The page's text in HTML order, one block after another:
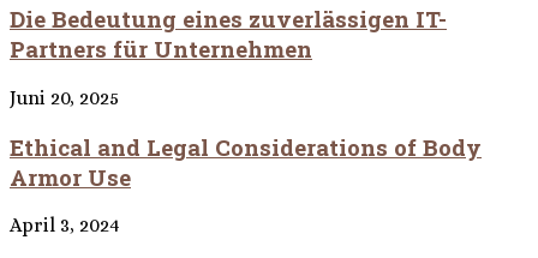
Die Bedeutung eines zuverlässigen IT-
Partners für Unternehmen
Juni 20, 2025
Ethical and Legal Considerations of Body
Armor Use
April 3, 2024